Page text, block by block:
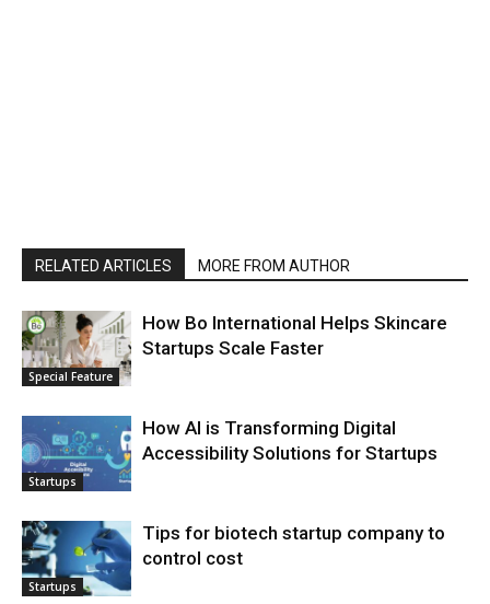
RELATED ARTICLES MORE FROM AUTHOR
Special Feature
How Bo International Helps Skincare
Startups Scale Faster
Startups
How AI is Transforming Digital
Accessibility Solutions for Startups
Startups
Tips for biotech startup company to
control cost